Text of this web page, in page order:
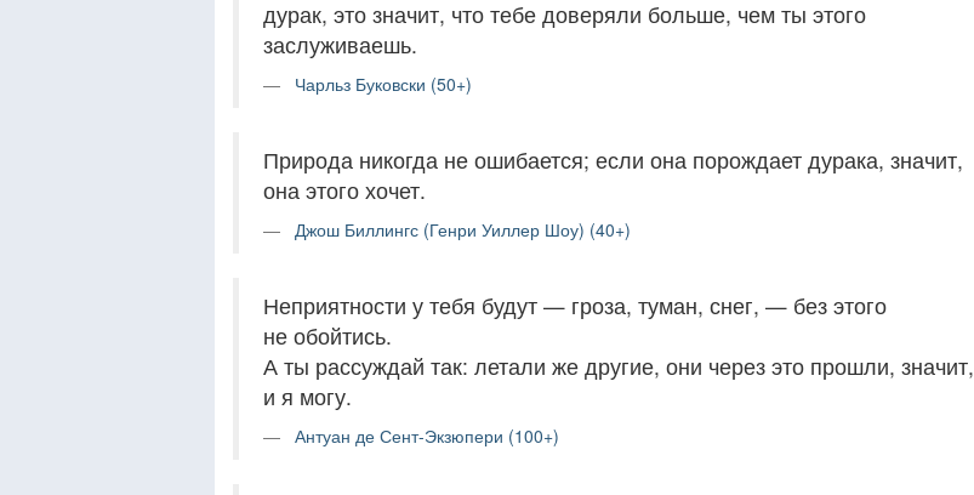
дурак, это значит, что тебе доверяли больше, чем ты этого
заслуживаешь.
Чарльз Буковски (50+)
Природа никогда не ошибается; если она порождает дурака, значит,
она этого хочет.
Джош Биллингс (Генри Уиллер Шоу) (40+)
Неприятности у тебя будут — гроза, туман, снег, — без этого
не обойтись.
А ты рассуждай так: летали же другие, они через это прошли, значит,
и я могу.
Антуан де Сент-Экзюпери (100+)